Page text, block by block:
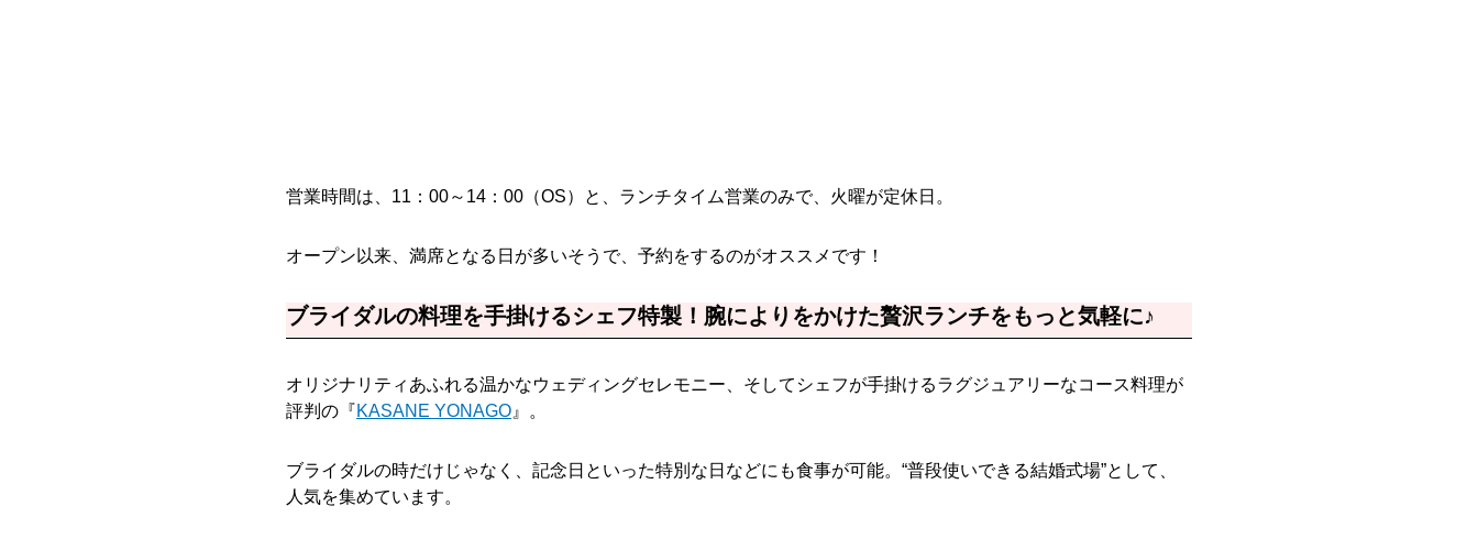
営業時間は、11：00～14：00（OS）と、ランチタイム営業のみで、火曜が定休日。
オープン以来、満席となる日が多いそうで、予約をするのがオススメです！
ブライダルの料理を手掛けるシェフ特製！腕によりをかけた贅沢ランチをもっと気軽に♪
オリジナリティあふれる温かなウェディングセレモニー、そしてシェフが手掛けるラグジュアリーなコース料理が
評判の『KASANE YONAGO 』。
ブライダルの時だけじゃなく、記念日といった特別な日などにも食事が可能。“普段使いできる結婚式場”として、
人気を集めています。